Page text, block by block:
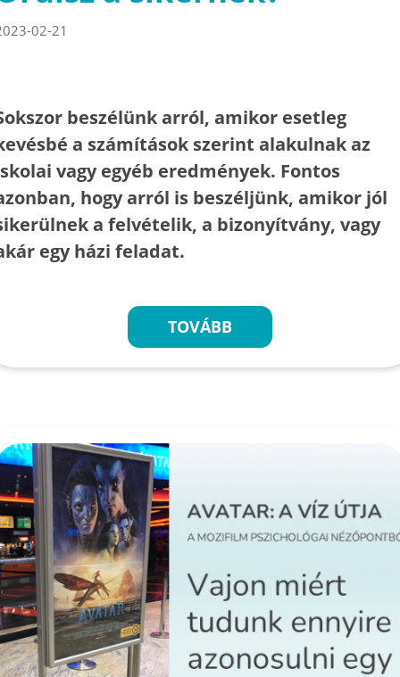
02-21
beszélünk arról, amikor esetleg
a számítások szerint alakulnak az
vagy egyéb eredmények. Fontos
hogy arról is beszéljünk, amikor jól
a felvételik, a bizonyítvány, vagy
egy házi feladat.
TOVÁBB